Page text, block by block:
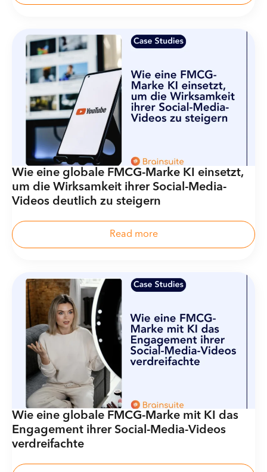
Wie eine globale FMCG-Marke KI einsetzt,
um die Wirksamkeit ihrer Social-Media-
Videos deutlich zu steigern
Read more
Wie eine globale FMCG-Marke mit KI das
Engagement ihrer Social-Media-Videos
verdreifachte